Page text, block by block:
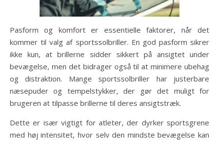
Pasform og komfort er essentielle faktorer, når det
kommer til valg af sportssolbriller. En god pasform sikrer
ikke kun, at brillerne sidder sikkert på ansigtet under
bevægelse, men det bidrager også til at minimere ubehag
og distraktion. Mange sportssolbriller har justerbare
næsepuder og tempelstykker, der gør det muligt for
brugeren at tilpasse brillerne til deres ansigtstræk.
Dette er især vigtigt for atleter, der dyrker sportsgrene
med høj intensitet, hvor selv den mindste bevægelse kan